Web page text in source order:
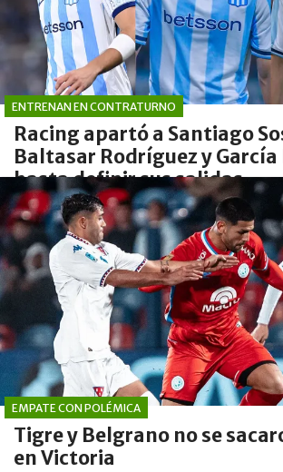
ENTRENAN EN CONTRATURNO
Racing apartó a Santiago
Baltasar Rodríguez y García
hasta definir sus salidas
EMPATE CON POLÉMICA
Tigre y Belgrano no se
en Victoria